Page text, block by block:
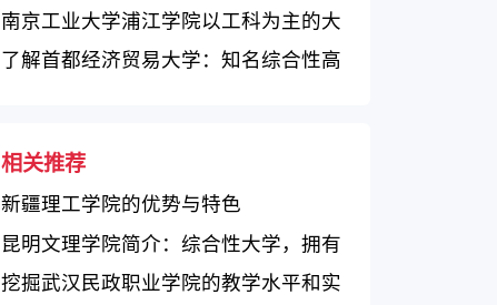
南京工业大学浦江学院以工科为主的大
学
了解首都经济贸易大学：知名综合性高
相关推荐
新疆理工学院的优势与特色
昆明文理学院简介：综合性大学，拥有
30个本科专业和11个学院
挖掘武汉民政职业学院的教学水平和实